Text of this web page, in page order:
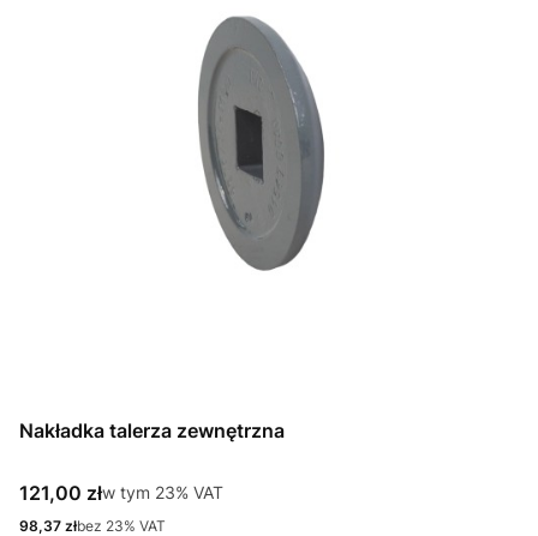
Nakładka talerza zewnętrzna
Cena brutto
121,00 złw tym %s VAT
w tym 23% VAT
Cena netto
98,37 złbez 23% VAT